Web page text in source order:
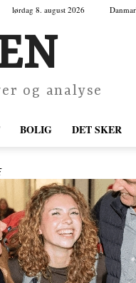
lørdag 8. august 2026
og analyse
BOLIG DET SKER